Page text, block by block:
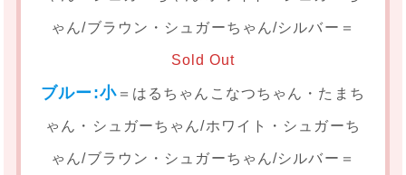
ゃん/ブラウン・シュガーちゃん/シルバー＝
Sold Out
ブルー:小＝はるちゃんこなつちゃん・たまち
ゃん・シュガーちゃん/ホワイト・シュガーち
ゃん/ブラウン・シュガーちゃん/シルバー＝